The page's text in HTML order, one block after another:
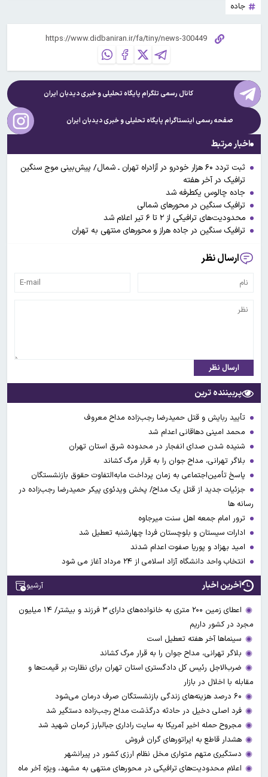
جاده
کانال رسمی تلگرام پایگاه تحلیلی و خبریدیدبان ایران
صفحه رسمی اینستاگرام پایگاه تحلیلی و خبریدیدبان ایران
اخبار مرتبط
ثبت تردد ۶۰ هزار خودرو در آزادراه تهران ـ شمال/ پیش‌بینی موج سنگین
ترافیک در آخر هفته
جاده چالوس یکطرفه شد
ترافیک سنگین در محورهای شمالی
محدودیت‌های ترافیکی از ۲ تا ۶ تیر اعلام شد
ترافیک سنگین در جاده هراز و محورهای منتهی به تهران
ارسال نظر
ارسال نظر
پربیننده ترین
تأیید ربایش و قتل حمیدرضا رجب‌زاده مداح معروف
محمد امینی دهاقانی اعدام شد
شنیده شدن صدای انفجار در محدوده شرق استان تهران
بلاگر تهرانی، مداح جوان را به قرار مرگ کشاند
پاسخ تأمین‌اجتماعی به زمان پرداخت مابه‌التفاوت حقوق بازنشستگان
جزئیات جدید از قتل یک مداح/ پخش ویدئوی پیکر حمیدرضا رجب‌زاده در
رسانه ها
ترور امام جمعه اهل سنت میرجاوه
ادارات سیستان و بلوچستان فردا چهارشنبه تعطیل شد
امید بهزاد و پوریا صفوت اعدام شدند
انتخاب واحد دانشگاه آزاد اسلامی از ۲۴ مرداد آغاز می شود
آخرین اخبار آرشیو
اعطای زمین ۲۰۰ متری به خانواده‌های دارای ۳ فرزند و بیشتر/ ۱۴ میلیون
مجرد در کشور داریم
سینماها آخر هفته تعطیل است
بلاگر تهرانی، مداح جوان را به قرار مرگ کشاند
ضرب‌الاجل رئیس کل دادگستری استان تهران برای نظارت بر قیمت‌ها و
مقابله با اخلال در بازار
۶۰ درصد هزینه‌های زندگی بازنشستگان صرف درمان می‌شود
فرد اصلی دخیل در حادثه درگذشت مداح رجب‌زاده دستگیر شد
مجروح حمله اخیر آمریکا به سایت راداری جبالبارز کرمان شهید شد
هشدار قاطع به اپراتورهای گران فروش
دستگیری متهم متواری مخل نظام ارزی کشور در پیرانشهر
اعلام محدودیت‌های ترافیکی در محورهای منتهی به مشهد، ویژه آخر ماه